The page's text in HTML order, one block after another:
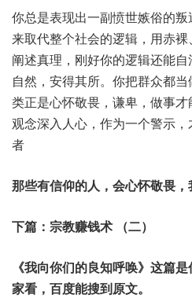
你总是表现出一副愤世嫉俗的
来取代整个社会的逻辑，用赤
阐述真理，刚好你的逻辑还能
自然，安得其所。你把群众都
类正是心怀敬畏，谦卑，做事
观念深入人心，作为一个警示
者
那些有信仰的人，会心怀敬畏
下篇：宗教赚钱术 （二）
《我向你们的良知呼唤》这篇是
家看，百度能搜到原文。